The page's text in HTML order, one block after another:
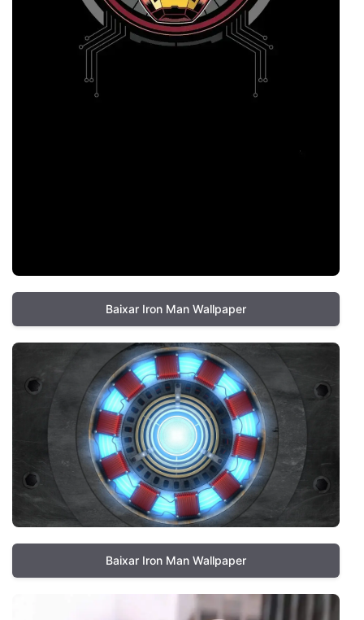
Baixar Iron Man Wallpaper
Baixar Iron Man Wallpaper